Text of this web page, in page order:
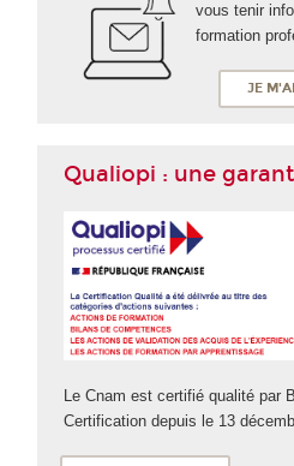
vous tenir
formation
JE
Qualiopi : une
Le Cnam est certifié qualité par
Certification depuis le 13